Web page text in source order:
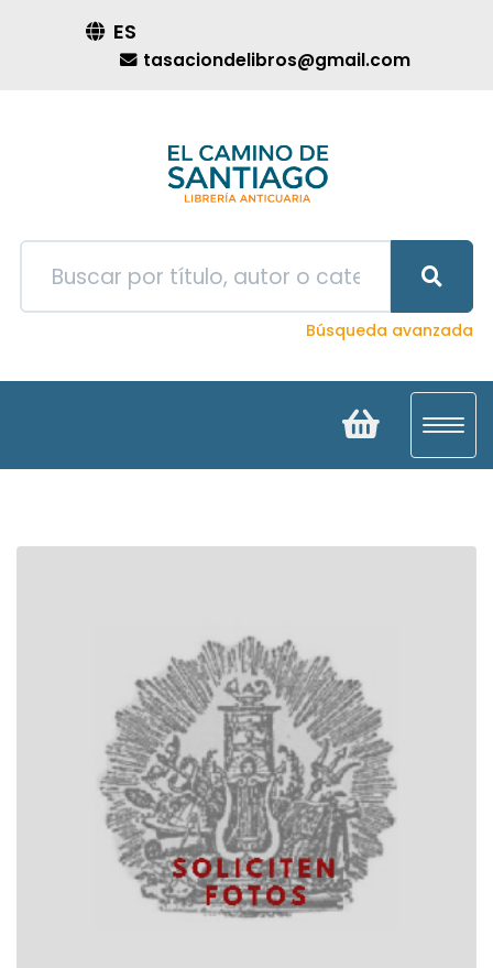
ES
tasaciondelibros@gmail.com
Búsqueda avanzada